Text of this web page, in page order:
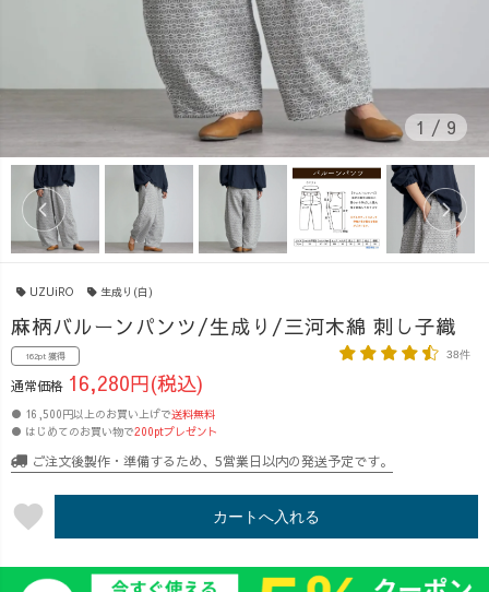
1 / 9
UZUiRO 生成り(白)
麻柄バルーンパンツ/生成り/三河木綿 刺し子織
162pt 獲得 38件
通常価格 16,280円(税込)
● 16,500円以上のお買い上げで送料無料
● はじめてのお買い物で200ptプレゼント
ご注文後製作・準備するため、5営業日以内の発送予定です。
favorite カートへ入れる